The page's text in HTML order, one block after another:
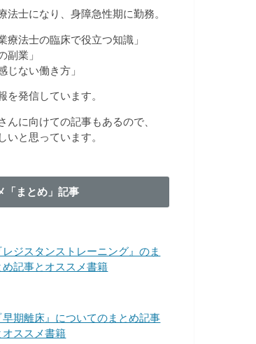
法士になり、身障急性期に勤務。
療法士の臨床で役立つ知識」
副業」
じない働き方」
を発信しています。
んに向けての記事もあるので、
いと思っています。
「まとめ」記事
レジスタンストレーニング』のま
め記事とオススメ書籍
早期離床』についてのまとめ記事
オススメ書籍